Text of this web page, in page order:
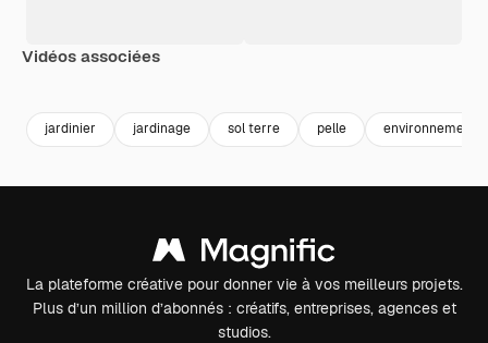
Vidéos associées
jardinier jardinage sol terre pelle environnement
La plateforme créative pour donner vie à vos meilleurs projets.
Plus d’un million d’abonnés : créatifs, entreprises, agences et
studios.